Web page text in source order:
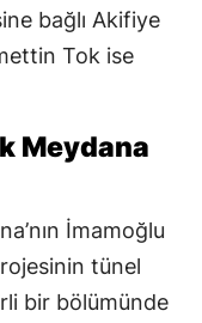
bağlı Akifiye
Tok ise
Meydana
İmamoğlu
tünel
bir bölümünde